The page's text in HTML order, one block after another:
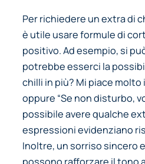
Per richiedere un extra di
è utile usare formule di
positivo. Ad esempio, si
potrebbe esserci la
chilli in più? Mi piace
oppure “Se non disturbo,
possibile avere qualche
espressioni evidenziano
Inoltre, un sorriso sincero